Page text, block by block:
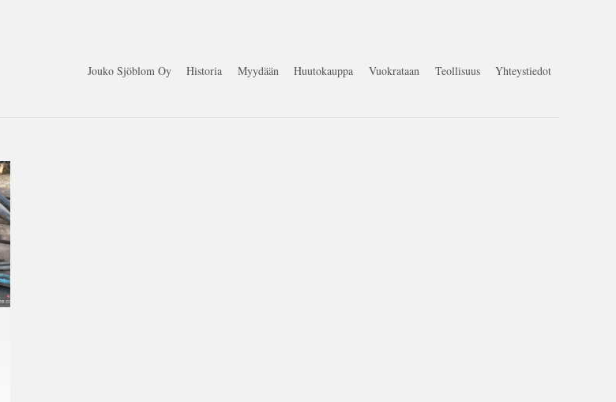
Jouko Sjöblom Oy Historia Myydään Huutokauppa Vuokrataan Teollisuus Yhteystiedot